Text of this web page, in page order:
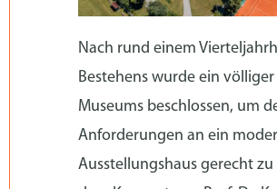
Nach rund einem
Bestehens wurde ein
Museums beschlossen, um
Anforderungen an ein
Ausstellungshaus gerecht